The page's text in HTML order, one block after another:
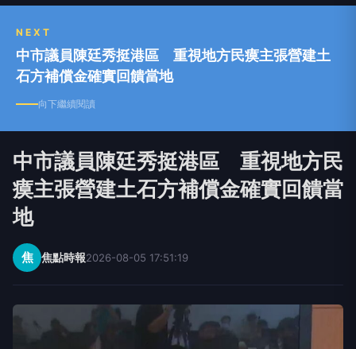
NEXT
中市議員陳廷秀挺港區 重視地方民瘼主張營建土
石方補償金確實回饋當地
向下繼續閱讀
中市議員陳廷秀挺港區 重視地方民
瘼主張營建土石方補償金確實回饋當
地
焦 焦點時報2026-08-05 17:51:19